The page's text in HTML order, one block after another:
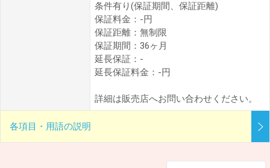
条件有り(保証期間、保証距離)
保証料金：-円
保証距離：無制限
保証期間：36ヶ月
延長保証：-
延長保証料金：-円
詳細は販売店へお問い合わせください。
各項目・用語の説明